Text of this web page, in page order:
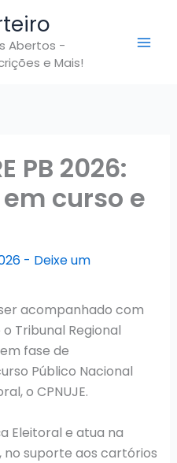
Abertos -
e Mais!
PB 2026:
curso e
- Deixe um
acompanhado com
Tribunal Regional
fase de
Público Nacional
o CPNUJE.
Eleitoral e atua na
no suporte aos cartórios